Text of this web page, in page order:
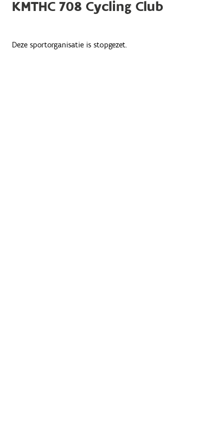
KMTHC 708 Cycling Club
Deze sportorganisatie is stopgezet.